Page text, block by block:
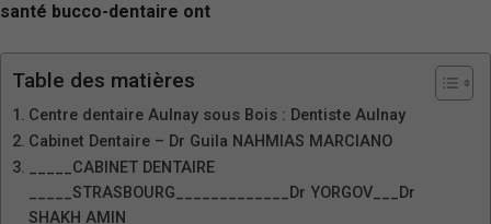
santé bucco-dentaire ont
Table des matières
Centre dentaire Aulnay sous Bois : Dentiste Aulnay
Cabinet Dentaire – Dr Guila NAHMIAS MARCIANO
_____CABINET DENTAIRE
_____STRASBOURG_____________Dr YORGOV___Dr
SHAKH AMIN